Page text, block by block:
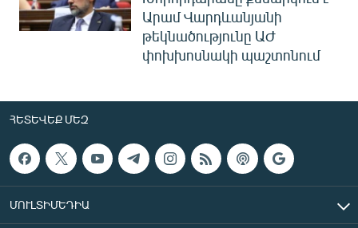
Արամ Վարդևանյանի
թեկնածությունը ԱԺ
փոխխոսնակի պաշտոնում
ՀԵՏԵՎԵՔ ՄԵԶ
ՄՈՒԼՏԻՄԵԴԻԱ